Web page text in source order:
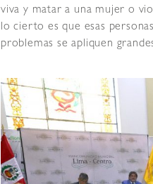
viva y matar a una mujer o
lo cierto es que esas
problemas se apliquen